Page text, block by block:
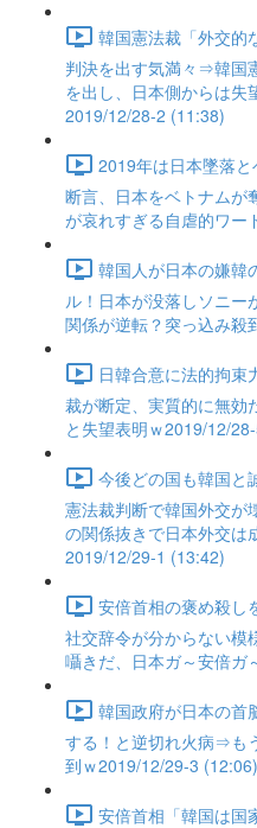
韓国憲法裁「外交的
判決を出す気満々⇒韓国
を出し、日本側からは
2019/12/28-2 (11:38)
2019年は日本墜落
断言、日本をベトナムが
が哀れすぎる自虐的ワ
韓国人が日本の嫌韓
ル！日本が没落しソニー
関係が逆転？突っ込み
日韓合意に法的拘束
裁が断定、実質的に無効
と失望表明ｗ2019/12/
今後どの国も韓国と
憲法裁判断で韓国外交が
の関係抜きで日本外交は
2019/12/29-1 (13:42)
安倍首相の褒め殺し
社交辞令が分からない模
囁きだ、日本ガ～安倍
韓国政府が日本の首
する！と逆切れ火病⇒も
到ｗ2019/12/29-3 (12:06)
安倍首相「韓国は国